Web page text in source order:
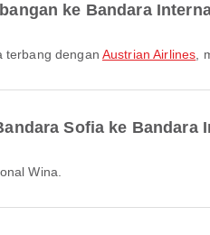
ke Bandara
terbang dengan Austrian Airlines ,
Sofia ke Bandara
Wina.